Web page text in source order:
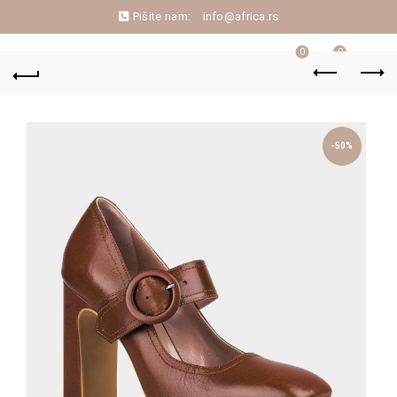
Pišite nam: info@africa.rs
0 0
-50%